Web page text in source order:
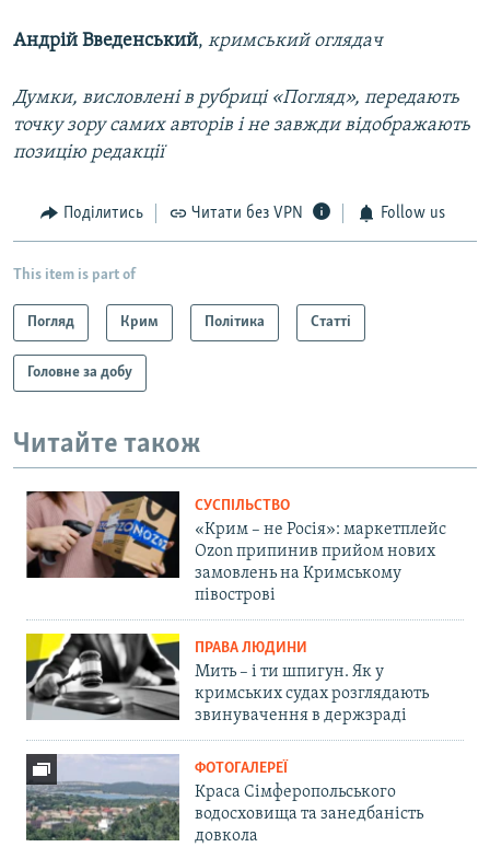
​Андрій Введенський, кримський оглядач
Думки, висловлені в рубриці «Погляд», передають
точку зору самих авторів і не завжди відображають
позицію редакції
Поділитись Читати без VPN Follow us
This item is part of
Погляд Крим Політика Статті
Головне за добу
Читайте також
СУСПІЛЬСТВО
«Крим – не Росія»: маркетплейс
Ozon припинив прийом нових
замовлень на Кримському
півострові
ПРАВА ЛЮДИНИ
Мить – і ти шпигун. Як у
кримських судах розглядають
звинувачення в держзраді
ФОТОГАЛЕРЕЇ
Краса Сімферопольського
водосховища та занедбаність
довкола